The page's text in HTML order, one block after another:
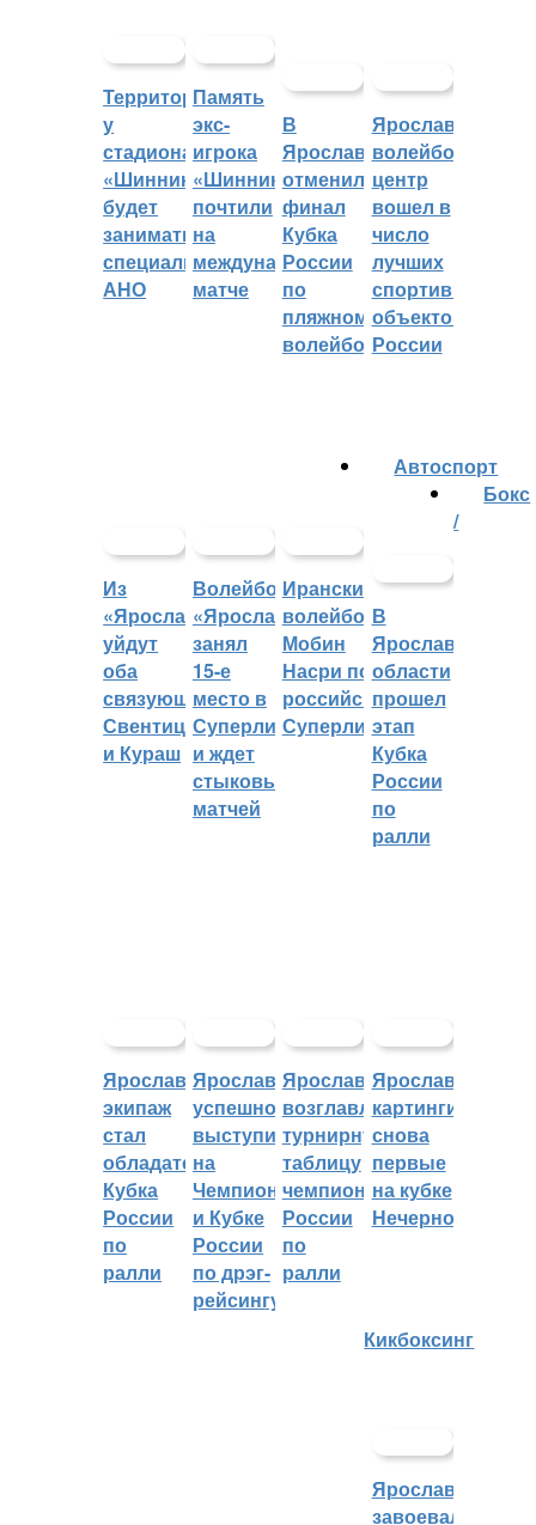
Территорией
у
стадиона
«Шинник»
будет
заниматься
специальное
АНО
Память
экс-
игрока
«Шинника»
почтили
на
международном
матче
В
Ярославле
отменили
финал
Кубка
России
по
пляжному
волейболу
Ярославский
волейбольный
центр
вошел в
число
лучших
спортивных
объектов
России
Из
«Ярославича»
уйдут
оба
связующих:
Свентицкис
и Кураш
Волейбольный
«Ярославич»
занял
15-е
место в
Суперлиге
и ждет
стыковых
матчей
Иранский
волейболист
Мобин
Насри покинет
российскую
Суперлигу
Автоспорт
В
Ярославской
области
прошел
этап
Кубка
России
по
ралли
Ярославский
экипаж
стал
обладателем
Кубка
России
по
ралли
Ярославцы
успешно
выступили
на
Чемпионате
и Кубке
России
по дрэг-
рейсингу
Ярославцы
возглавляют
турнирную
таблицу
чемпионата
России
по
ралли
Ярославские
картингисты
снова
первые
на кубке
Нечерноземья
Бокс
/
Кикбоксинг
Ярославцы
завоевали